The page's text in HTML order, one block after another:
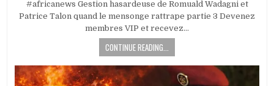
#africanews Gestion hasardeuse de Romuald Wadagni et
Patrice Talon quand le mensonge rattrape partie 3 Devenez
membres VIP et recevez…
CONTINUE READING...